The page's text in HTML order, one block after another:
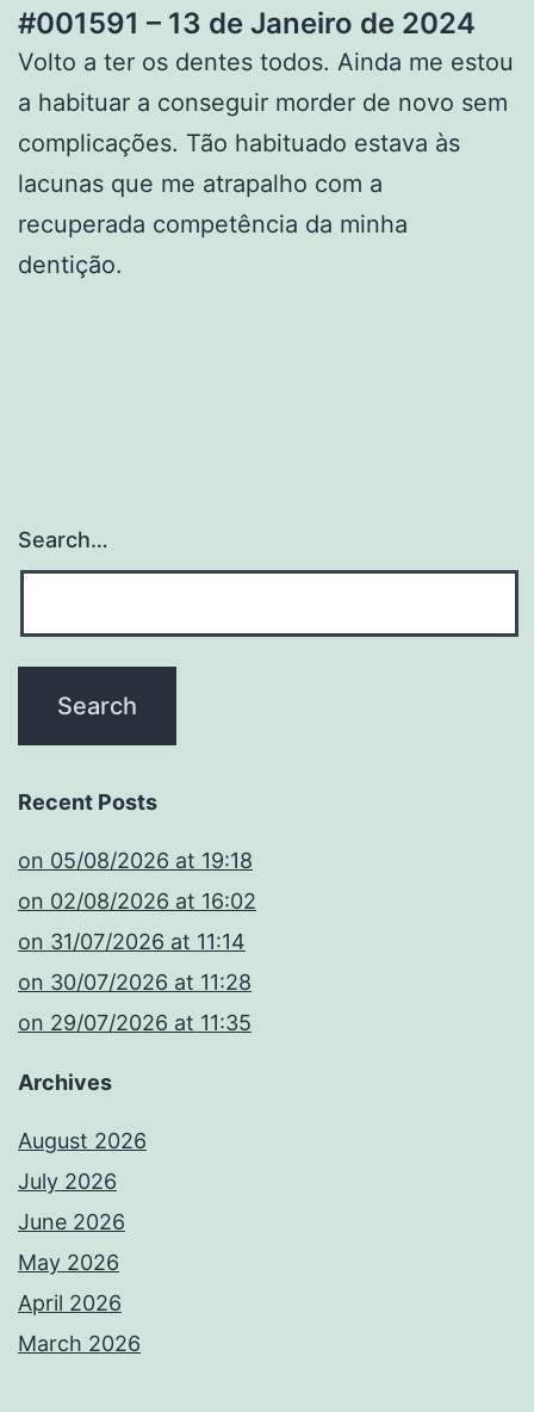
#001591 – 13 de Janeiro de 2024
Volto a ter os dentes todos. Ainda me estou
a habituar a conseguir morder de novo sem
complicações. Tão habituado estava às
lacunas que me atrapalho com a
recuperada competência da minha
dentição.
Search…
Recent Posts
​on 05/08/2026 at 19:18
​on 02/08/2026 at 16:02
​on 31/07/2026 at 11:14
​on 30/07/2026 at 11:28
​on 29/07/2026 at 11:35
Archives
August 2026
July 2026
June 2026
May 2026
April 2026
March 2026